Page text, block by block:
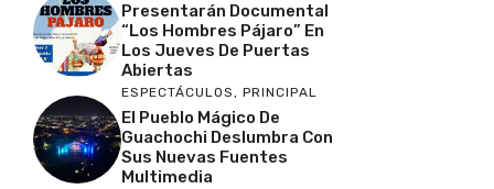
Presentarán Documental
“Los Hombres Pájaro” En
Los Jueves De Puertas
Abiertas
ESPECTÁCULOS, PRINCIPAL
El Pueblo Mágico De
Guachochi Deslumbra Con
Sus Nuevas Fuentes
Multimedia